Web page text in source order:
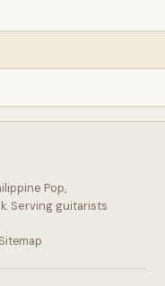
Pop,
Serving guitarists
Sitemap